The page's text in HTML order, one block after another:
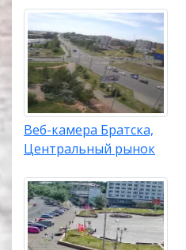
Веб-камера Братска,
Центральный рынок